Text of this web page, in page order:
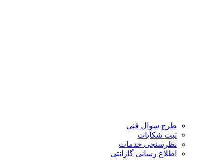
طرح سوال فنی
ثبت شکایات
نظرسنجی خدمات
اطلاع رسانی گارانتی